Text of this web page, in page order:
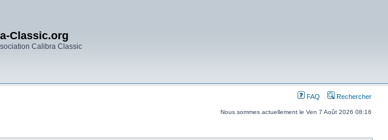
Classic.org
Calibra Classic
FAQ Rechercher
Nous sommes actuellement le Ven 7 Août 2026 08:16